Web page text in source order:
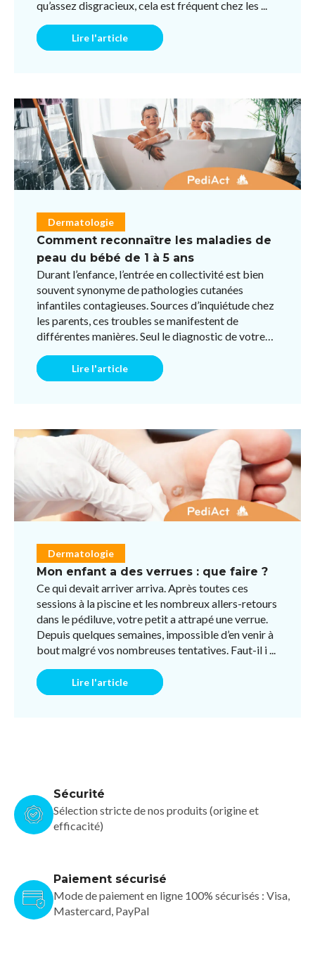
qu’assez disgracieux, cela est fréquent chez les ...
Lire l'article
Dermatologie
Comment reconnaître les maladies de
peau du bébé de 1 à 5 ans
Durant l’enfance, l’entrée en collectivité est bien
souvent synonyme de pathologies cutanées
infantiles contagieuses. Sources d’inquiétude chez
les parents, ces troubles se manifestent de
différentes manières. Seul le diagnostic de votre
Lire l'article
Dermatologie
Mon enfant a des verrues : que faire ?
Ce qui devait arriver arriva. Après toutes ces
sessions à la piscine et les nombreux allers-retours
dans le pédiluve, votre petit a attrapé une verrue.
Depuis quelques semaines, impossible d’en venir à
bout malgré vos nombreuses tentatives. Faut-il i ...
Lire l'article
Sécurité
Sélection stricte de nos produits (origine et
efficacité)
Paiement sécurisé
Mode de paiement en ligne 100% sécurisés : Visa,
Mastercard, PayPal